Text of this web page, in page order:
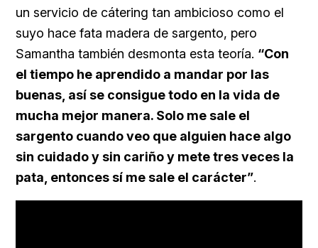
un servicio de cátering tan ambicioso como el
suyo hace fata madera de sargento, pero
Samantha también desmonta esta teoría. “Con
el tiempo he aprendido a mandar por las
buenas, así se consigue todo en la vida de
mucha mejor manera. Solo me sale el
sargento cuando veo que alguien hace algo
sin cuidado y sin cariño y mete tres veces la
pata, entonces sí me sale el carácter”.